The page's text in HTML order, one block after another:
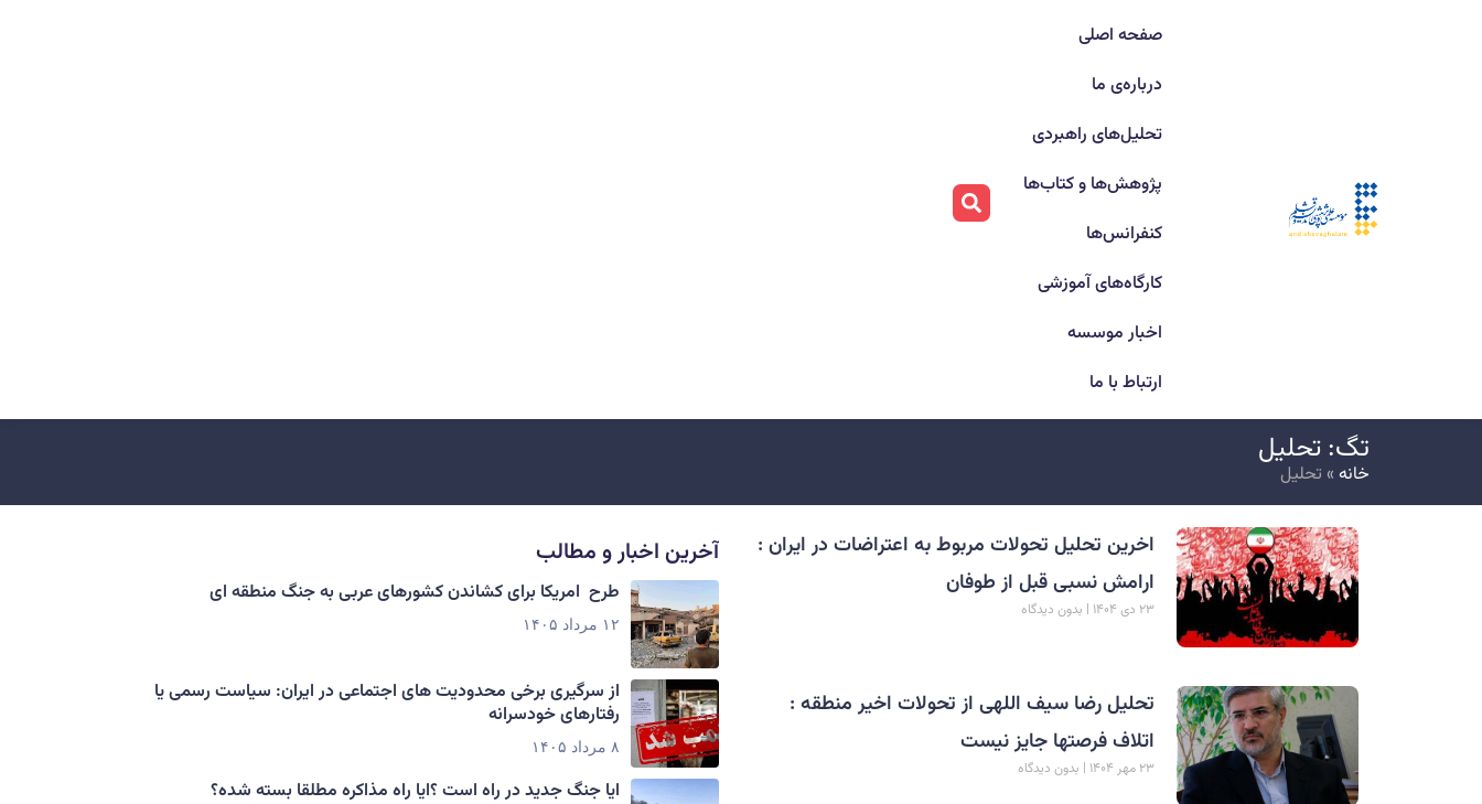
صفحه اصلی
درباره‌ی ما
تحلیل‌های راهبردی
پژوهش‌ها و کتاب‌ها
کنفرانس‌ها
کارگاه‌های آموزشی
اخبار موسسه
ارتباط با ما
تگ: تحلیل
خانه » تحلیل
اخرین تحلیل تحولات مربوط به اعتراضات در ایران :
ارامش نسبی قبل از طوفان
۲۳ دی ۱۴۰۴ بدون دیدگاه
تحلیل رضا سیف اللهی از تحولات اخیر منطقه :
اتلاف فرصتها جایز نیست
۲۳ مهر ۱۴۰۴ بدون دیدگاه
آخرین اخبار و مطالب
طرح امریکا برای کشاندن کشورهای عربی به جنگ منطقه ای
۱۲ مرداد ۱۴۰۵
از سرگیری برخی محدودیت های اجتماعی در ایران: سیاست رسمی یا
رفتارهای خودسرانه
۸ مرداد ۱۴۰۵
ایا جنگ جدید در راه است ؟ایا راه مذاکره مطلقا بسته شده؟